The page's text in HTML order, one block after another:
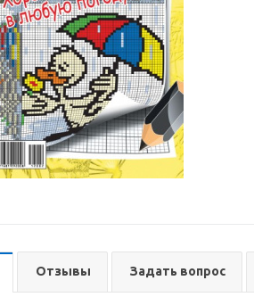
Отзывы Задать вопрос